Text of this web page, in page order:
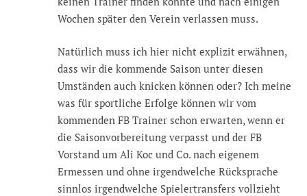
Wochen später den Verein verlassen muss.
Natürlich muss ich hier nicht explizit erwähnen,
dass wir die kommende Saison unter diesen
Umständen auch knicken können oder? Ich meine
was für sportliche Erfolge können wir vom
kommenden FB Trainer schon erwarten, wenn er
die Saisonvorbereitung verpasst und der FB
Vorstand um Ali Koc und Co. nach eigenem
Ermessen und ohne irgendwelche Rücksprache
sinnlos irgendwelche Spielertransfers vollzieht